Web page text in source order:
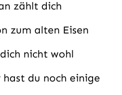
zählt dich
zum alten Eisen
nicht wohl
du noch einige